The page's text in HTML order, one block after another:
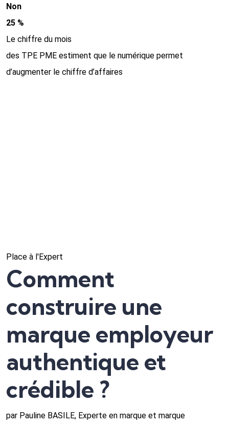
Non
25 %
Le chiffre du mois
des TPE PME estiment que le numérique permet
d’augmenter le chiffre d’affaires
Place à l'Expert
Comment
construire une
marque employeur
authentique et
crédible ?
par Pauline BASILE, Experte en marque et marque